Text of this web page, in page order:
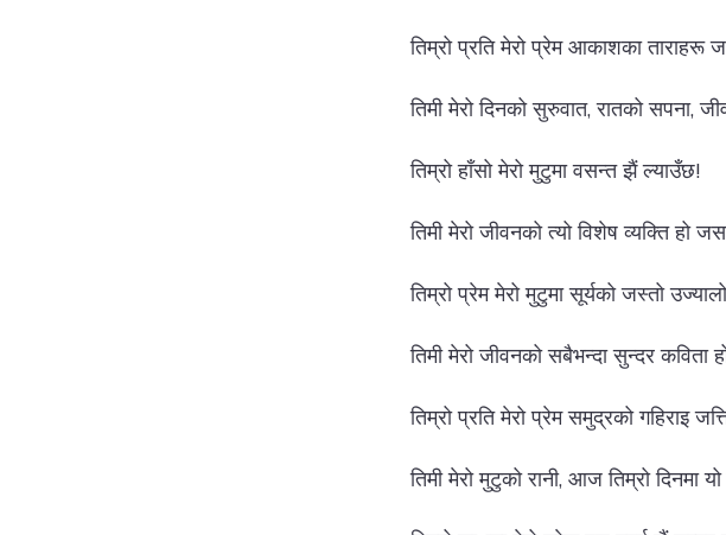
तिम्रो प्रति मेरो प्रेम आकाशका ताराहरू
तिमी मेरो दिनको सुरुवात, रातको सपना,
तिम्रो हाँसो मेरो मुटुमा वसन्त झैं ल्याउँछ!
तिमी मेरो जीवनको त्यो विशेष व्यक्ति हो
तिम्रो प्रेम मेरो मुटुमा सूर्यको जस्तो
तिमी मेरो जीवनको सबैभन्दा सुन्दर
तिम्रो प्रति मेरो प्रेम समुद्रको गहिराइ
तिमी मेरो मुटुको रानी, आज तिम्रो दिनमा